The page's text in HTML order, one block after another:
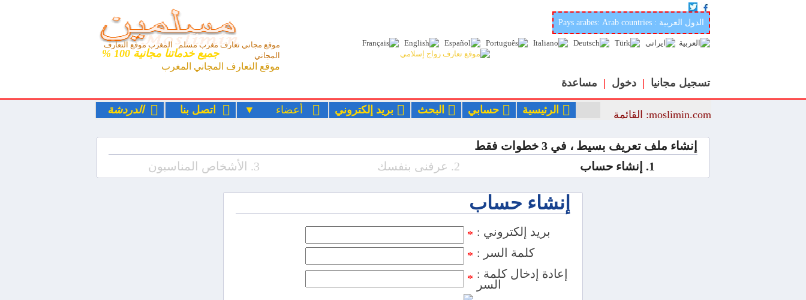
جميع خدماتنا مجانية 100 %
موقع مجاني تعارف مغرب مسلم المغرب موقع التعارف
المجاني
موقع التعارف المجاني المغرب
Pays arabes: Arab countries : الدول العربية
تسجيل مجانيا | دخول | مساعدة
moslimin.com: القائمة الرئيسية حسابي البحث بريد إلكتروني أعضاء اتصل بنا الدردشة
إنشاء ملف تعريف بسيط ، في 3 خطوات فقط
3. الأشخاص المناسبون
2. عرفنى بنفسك 1. إنشاء حساب
إنشاء حساب
*
: بريد إلكتروني
*
: كلمة السر
* : إعادة إدخال كلمة
السر